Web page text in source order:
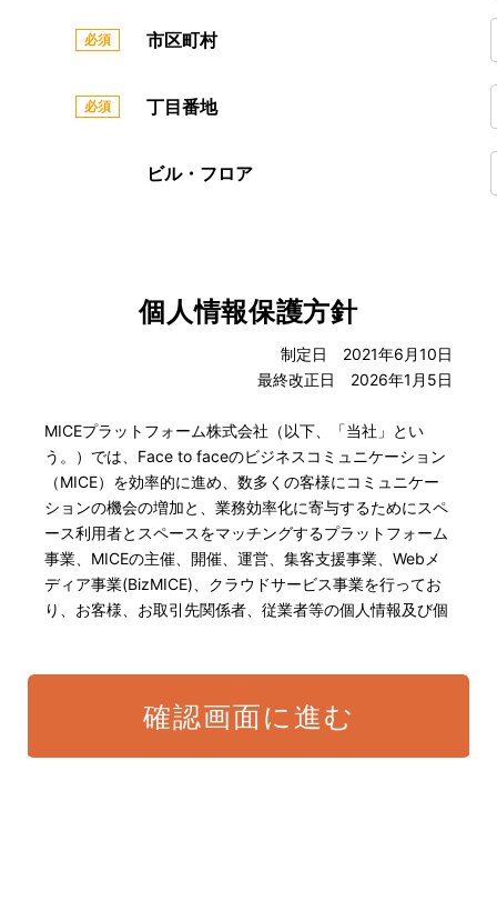
市区町村
丁目番地
ビル・フロア
個人情報保護方針
制定日 2021年6月10日
最終改正日 2026年1月5日
MICEプラットフォーム株式会社（以下、「当社」とい
う。）では、Face to faceのビジネスコミュニケーション
（MICE）を効率的に進め、数多くの客様にコミュニケー
ションの機会の増加と、業務効率化に寄与するためにスペ
ース利用者とスペースをマッチングするプラットフォーム
事業、MICEの主催、開催、運営、集客支援事業、Webメ
ディア事業(BizMICE)、クラウドサービス事業を行ってお
り、お客様、お取引先関係者、従業者等の個人情報及び個
保護、個人情報に関する法規制等を遵守致します。 また、
以下に示す方針を具現化するための個人情報保護マネジメ
ントシステムを構築し、最新のIT技術の動向、社会的要請
確認画面に進む